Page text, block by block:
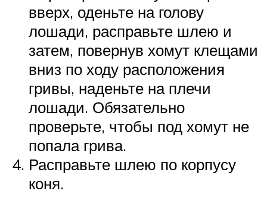
вверх, оденьте на голову
лошади, расправьте шлею и
затем, повернув хомут клещами
вниз по ходу расположения
гривы, наденьте на плечи
лошади. Обязательно
проверьте, чтобы под хомут не
попала грива.
Расправьте шлею по корпусу
коня.